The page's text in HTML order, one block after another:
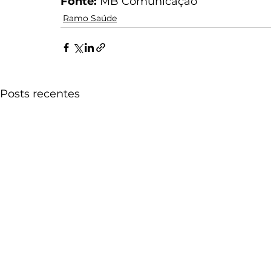
Ramo Saúde
Posts recentes